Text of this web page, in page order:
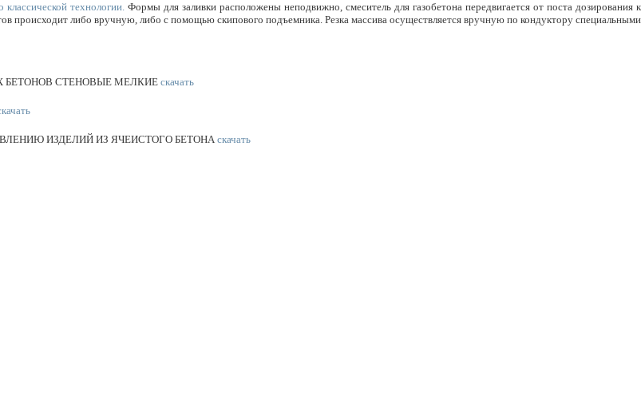
классической технологии.Формы для заливки расположены неподвижно, смеситель для газобетона передвигается от поста дозирования к
происходит либо вручную, либо с помощью скипового подъемника. Резка массива осуществляется вручную по кондуктору специальными
БЕТОНОВ СТЕНОВЫЕ МЕЛКИЕ скачать
ИЗДЕЛИЙ ИЗ ЯЧЕИСТОГО БЕТОНА скачать